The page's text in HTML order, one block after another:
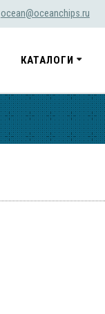
ocean@oceanchips.ru
КАТАЛОГИ